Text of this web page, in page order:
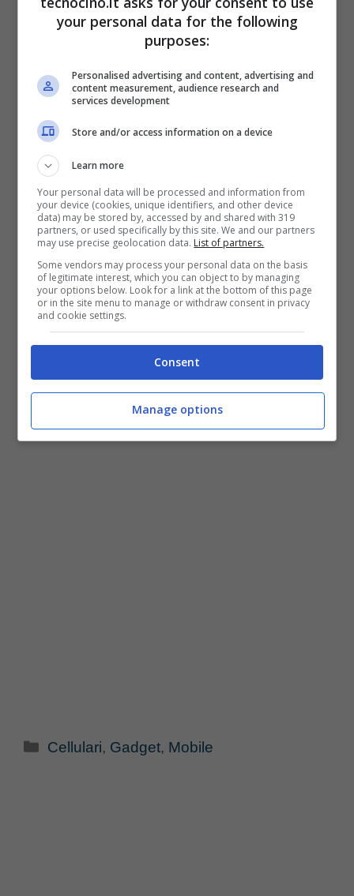
sull’autonomia della batteria che va dalle 5
ore in chiamata alle 350 in standby
Categorie
Cellulari, Gadget, Mobile
your personal data for the following
purposes:
Personalised advertising and content, advertising and
content measurement, audience research and
services development
Store and/or access information on a device
Learn more
Your personal data will be processed and information from
your device (cookies, unique identifiers, and other device
data) may be stored by, accessed by and shared with 319
partners, or used specifically by this site. We and our partners
may use precise geolocation data. List of partners.
Some vendors may process your personal data on the basis
of legitimate interest, which you can object to by managing
your options below. Look for a link at the bottom of this page
or in the site menu to manage or withdraw consent in privacy
and cookie settings.
Consent
Manage options